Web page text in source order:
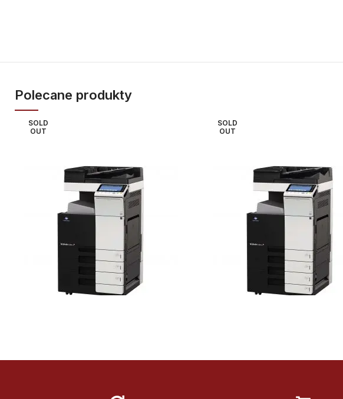
Polecane produkty
SOLD
OUT
SOLD
OUT